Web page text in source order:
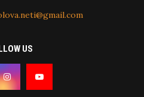
US